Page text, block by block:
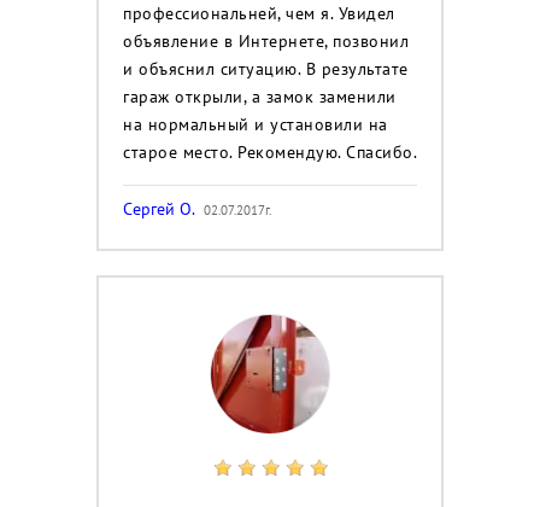
профессиональней, чем я. Увидел
объявление в Интернете, позвонил
и объяснил ситуацию. В результате
гараж открыли, а замок заменили
на нормальный и установили на
старое место. Рекомендую. Спасибо.
Сергей О. 02.07.2017г.